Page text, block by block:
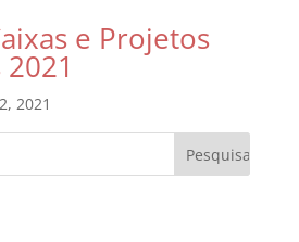
e Projetos
2021